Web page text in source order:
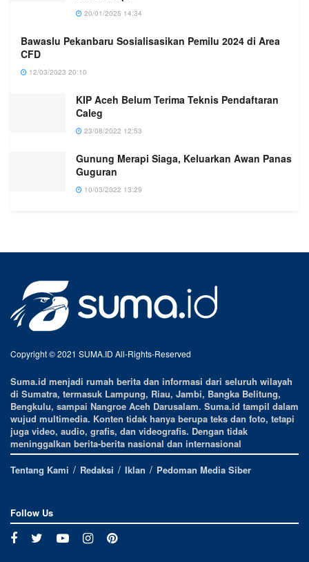
20/01/2025 14:34
Bawaslu Pekanbaru Sosialisasikan Pemilu 2024 di Area
CFD
12/03/2023 20:10
KIP Aceh Belum Terima Teknis Pendaftaran
Caleg
23/08/2022 12:53
Gunung Merapi Siaga, Keluarkan Awan Panas
Guguran
10/03/2022 13:29
Copyright © 2021 SUMA.ID All-Rights-Reserved
Suma.id menjadi rumah berita dan informasi dari seluruh wilayah
di Sumatra, termasuk Lampung, Riau, Jambi, Bangka Belitung,
Bengkulu, sampai Nangroe Aceh Darusalam. Suma.id tampil dalam
wujud multimedia. Konten tidak hanya berupa teks dan foto, tetapi
juga video, audio, grafis, dan videografis. Dengan tidak
meninggalkan berita-berita nasional dan internasional
Tentang Kami
Redaksi Iklan Pedoman Media Siber
Follow Us